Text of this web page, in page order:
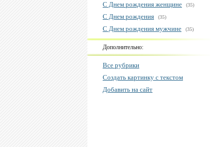
С Днем рождения женщине (35)
С Днем рождения (35)
С Днем рождения мужчине (35)
Дополнительно:
Все рубрики
Создать картинку с текстом
Добавить на сайт